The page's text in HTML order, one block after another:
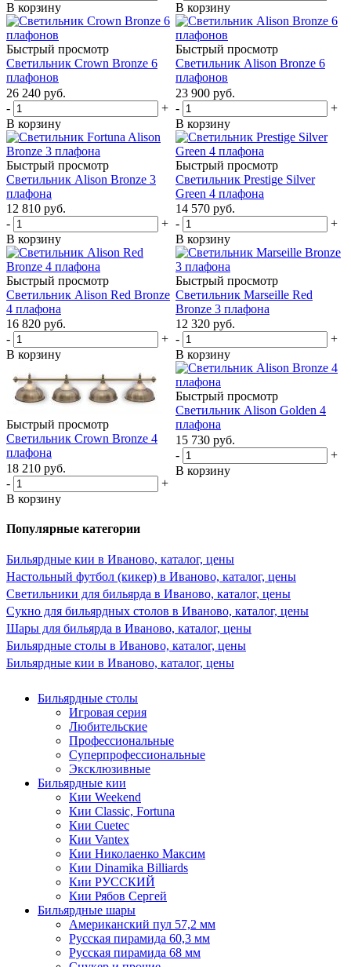
В корзину
В корзину
Быстрый просмотр
Светильник Crown Bronze 6
плафонов
26 240 руб.
-
+
В корзину
Быстрый просмотр
Светильник Alison Bronze 6
плафонов
23 900 руб.
-
+
В корзину
Быстрый просмотр
Светильник Alison Bronze 3
плафона
12 810 руб.
-
+
В корзину
Быстрый просмотр
Светильник Prestige Silver
Green 4 плафона
14 570 руб.
-
+
В корзину
Быстрый просмотр
Светильник Alison Red Bronze
4 плафона
16 820 руб.
-
+
В корзину
Быстрый просмотр
Светильник Marseille Red
Bronze 3 плафона
12 320 руб.
-
+
В корзину
Быстрый просмотр
Светильник Crown Bronze 4
плафона
18 210 руб.
-
+
В корзину
Быстрый просмотр
Светильник Alison Golden 4
плафона
15 730 руб.
-
+
В корзину
Популярные категории
Бильярдные кии в Иваново, каталог, цены
Настольный футбол (кикер) в Иваново, каталог, цены
Светильники для бильярда в Иваново, каталог, цены
Сукно для бильярдных столов в Иваново, каталог, цены
Шары для бильярда в Иваново, каталог, цены
Бильярдные столы в Иваново, каталог, цены
Бильярдные кии в Иваново, каталог, цены
Бильярдные столы
Игровая серия
Любительские
Профессиональные
Суперпрофессиональные
Эксклюзивные
Бильярдные кии
Кии Weekend
Кии Classic, Fortuna
Кии Cuetec
Кии Vantex
Кии Николаенко Максим
Кии Dinamika Billiards
Кии РУССКИЙ
Кии Рябов Сергей
Бильярдные шары
Американский пул 57,2 мм
Русская пирамида 60,3 мм
Русская пирамида 68 мм